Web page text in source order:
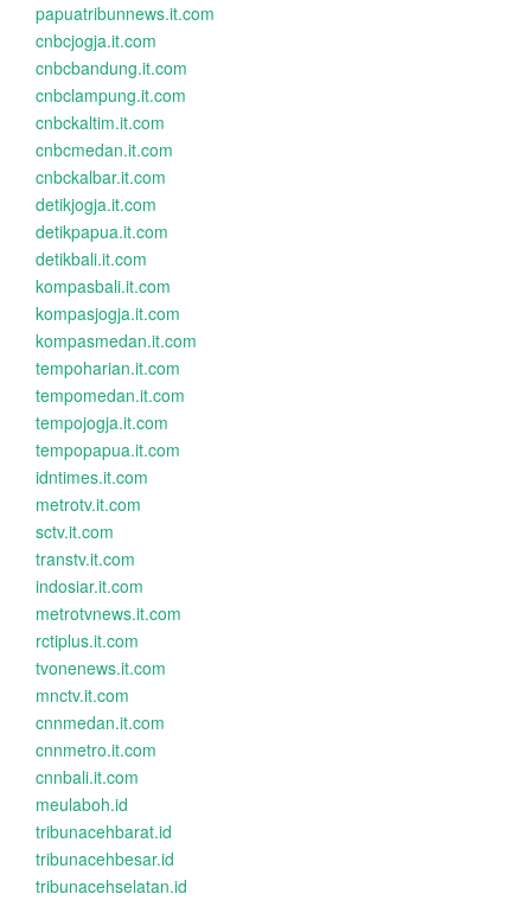
papuatribunnews.it.com
cnbcjogja.it.com
cnbcbandung.it.com
cnbclampung.it.com
cnbckaltim.it.com
cnbcmedan.it.com
cnbckalbar.it.com
detikjogja.it.com
detikpapua.it.com
detikbali.it.com
kompasbali.it.com
kompasjogja.it.com
kompasmedan.it.com
tempoharian.it.com
tempomedan.it.com
tempojogja.it.com
tempopapua.it.com
idntimes.it.com
metrotv.it.com
sctv.it.com
transtv.it.com
indosiar.it.com
metrotvnews.it.com
rctiplus.it.com
tvonenews.it.com
mnctv.it.com
cnnmedan.it.com
cnnmetro.it.com
cnnbali.it.com
meulaboh.id
tribunacehbarat.id
tribunacehbesar.id
tribunacehselatan.id